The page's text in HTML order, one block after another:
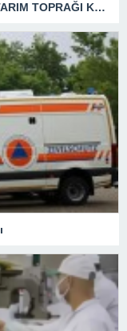
NECDET TOPÇUOĞLU KALEME ALDI ”TARIM TOPRAĞI KATLİAMI”